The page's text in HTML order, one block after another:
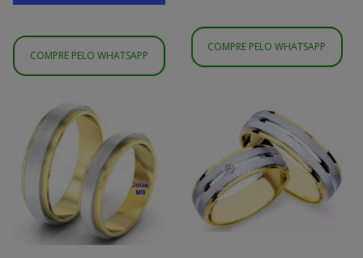
COMPRE PELO WHATSAPP
COMPRE PELO WHATSAPP